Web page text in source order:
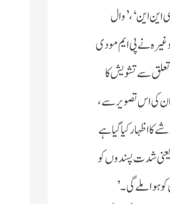
این این ‘، ’ وال
وغیرہ نے پی ایم مودی
سے تشویش کا
ان کی اس تصویر سے ،
کا اظہار کیا گیا ہے
یعنی شدت پسندوں کو
ہوا ملے گی ۔ ’